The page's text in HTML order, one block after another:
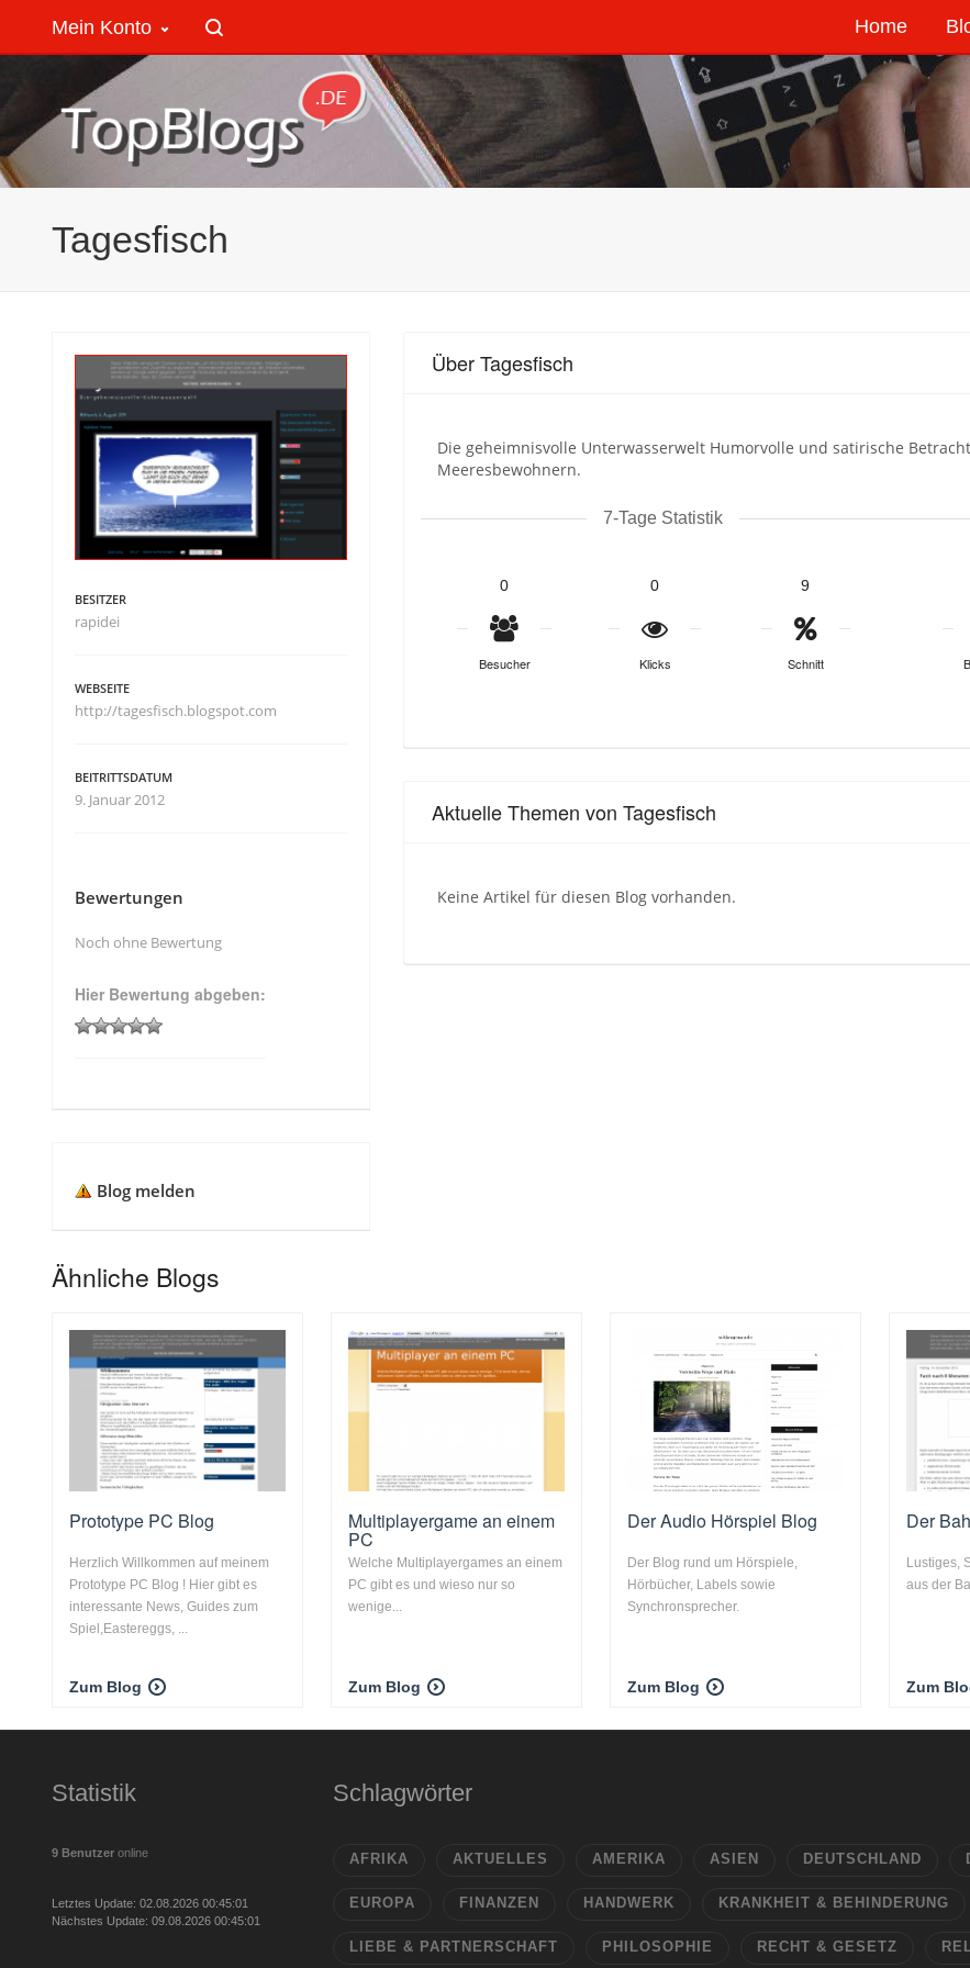
Home
Mein Konto
Tagesfisch
Über Tagesfisch
Die geheimnisvolle Unterwasserwelt Humorvolle und satirische
Meeresbewohnern.
7-Tage Statistik
0
Besucher
0
Klicks
9
Schnitt
Aktuelle Themen von Tagesfisch
Keine Artikel für diesen Blog vorhanden.
BESITZER
rapidei
WEBSEITE
http://tagesfisch.blogspot.com
BEITRITTSDATUM
9. Januar 2012
Bewertungen
Noch ohne Bewertung
Hier Bewertung abgeben:
Blog melden
Ähnliche Blogs
Prototype PC Blog
Herzlich Willkommen auf meinem
Prototype PC Blog ! Hier gibt es
interessante News, Guides zum
Spiel,Eastereggs, ...
Zum Blog
Multiplayergame an einem
PC
Welche Multiplayergames an einem
PC gibt es und wieso nur so
wenige...
Zum Blog
Der Audio Hörspiel Blog
Der Blog rund um Hörspiele,
Hörbücher, Labels sowie
Synchronsprecher.
Zum Blog
Der
Lustiges,
aus der
Zum
Statistik
9 Benutzer online
Letztes Update: 02.08.2026 00:45:01
Nächstes Update: 09.08.2026 00:45:01
Schlagwörter
AFRIKA AKTUELLES AMERIKA ASIEN DEUTSCHLAND
EUROPA FINANZEN HANDWERK KRANKHEIT & BEHINDERUNG
LIEBE & PARTNERSCHAFT PHILOSOPHIE RECHT & GESETZ